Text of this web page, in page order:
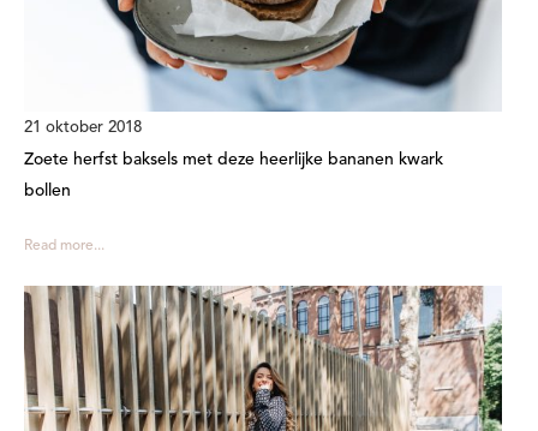
21 oktober 2018
Zoete herfst baksels met deze heerlijke bananen kwark
bollen
Read more...